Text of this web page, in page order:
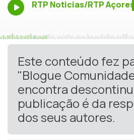
RTP Noticias/RTP Açores
Este conteúdo fez
"Blogue
encontra
publicação é da
dos seus autores.